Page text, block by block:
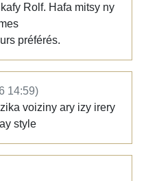
Rolf. Hafa mitsy ny
préférés.
14:59)
voiziny ary izy irery
style